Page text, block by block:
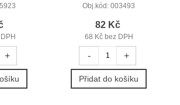
+
Obj.kód: 003493
82 Kč
68 Kč bez DPH
- +
Přidat do košíku